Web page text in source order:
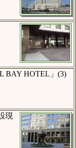
BAY HOTEL」(3)
現